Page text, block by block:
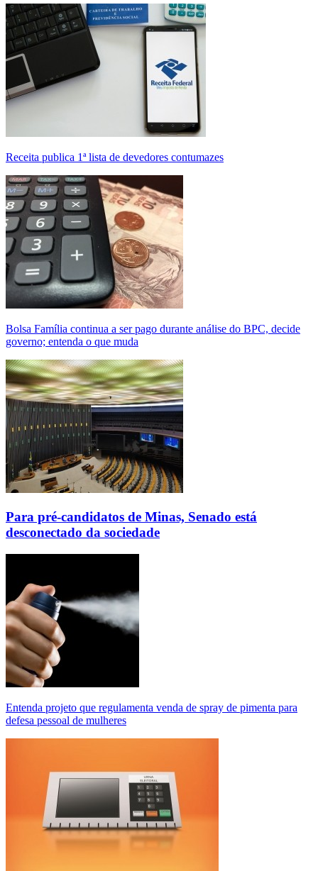
Receita publica 1ª lista de devedores contumazes
Bolsa Família continua a ser pago durante análise do BPC, decide
governo; entenda o que muda
Para pré-candidatos de Minas, Senado está
desconectado da sociedade
Entenda projeto que regulamenta venda de spray de pimenta para
defesa pessoal de mulheres